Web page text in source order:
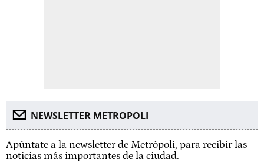
NEWSLETTER METROPOLI
Apúntate a la newsletter de Metrópoli, para recibir las
noticias más importantes de la ciudad.